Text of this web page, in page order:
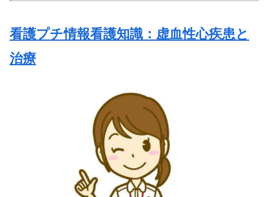
看護プチ情報看護知識：虚血性心疾患と
治療